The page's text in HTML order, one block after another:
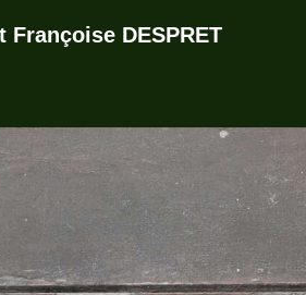
Françoise DESPRET